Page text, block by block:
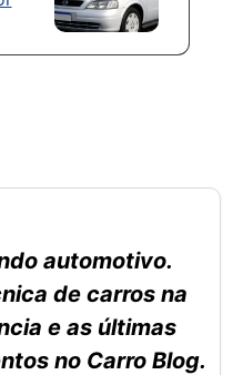
automotivo.
de carros na
e as últimas
no Carro Blog.